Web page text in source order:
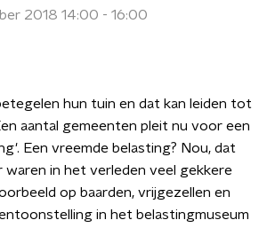
2018 14:00 - 16:00
hun tuin en dat kan leiden tot
aantal gemeenten pleit nu voor een
Een vreemde belasting? Nou, dat
waren in het verleden veel gekkere
op baarden, vrijgezellen en
in het belastingmuseum